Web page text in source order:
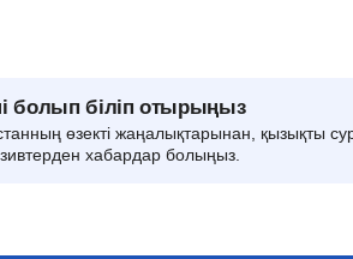
болып біліп отырыңыз
өзекті жаңалықтарынан, қызықты
хабардар болыңыз.